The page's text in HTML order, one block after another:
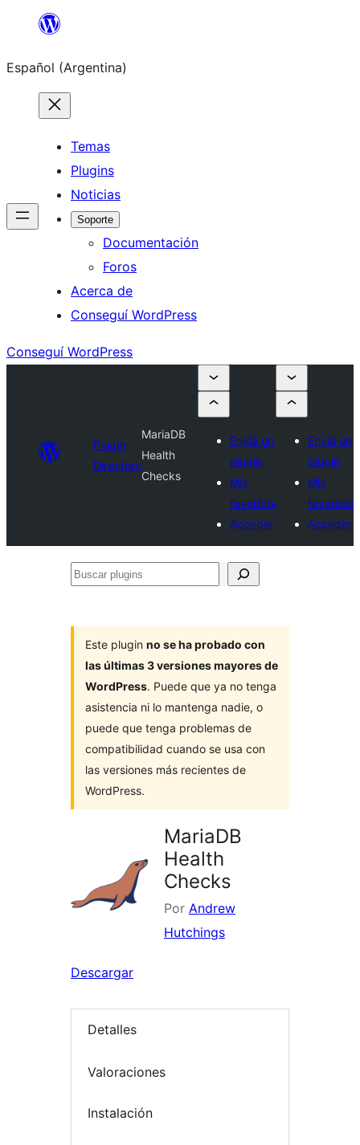
Saltar
contenido
Español (Argentina)
Temas
Plugins
Noticias
Soporte
Documentación
Foros
Acerca de
Conseguí WordPress
Conseguí WordPress
Plugin
Directory
MariaDB
Health
Checks
Enviá un
plugin
Mis
favoritos
Acceder
Enviá un
plugin
Mis
favoritos
Acceder
Buscar
Este plugin no se ha probado con
las últimas 3 versiones mayores de
WordPress. Puede que ya no tenga
asistencia ni lo mantenga nadie, o
puede que tenga problemas de
compatibilidad cuando se usa con
las versiones más recientes de
WordPress.
MariaDB
Health
Checks
Por Andrew
Hutchings
Descargar
Detalles
Valoraciones
Instalación